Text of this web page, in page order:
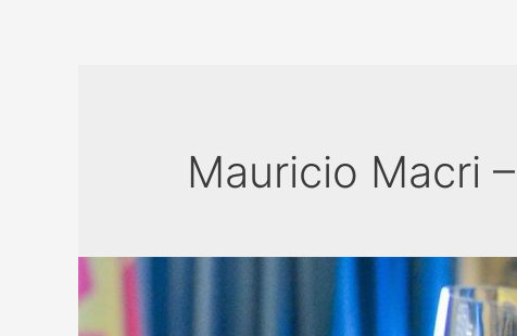
Mauricio Macri